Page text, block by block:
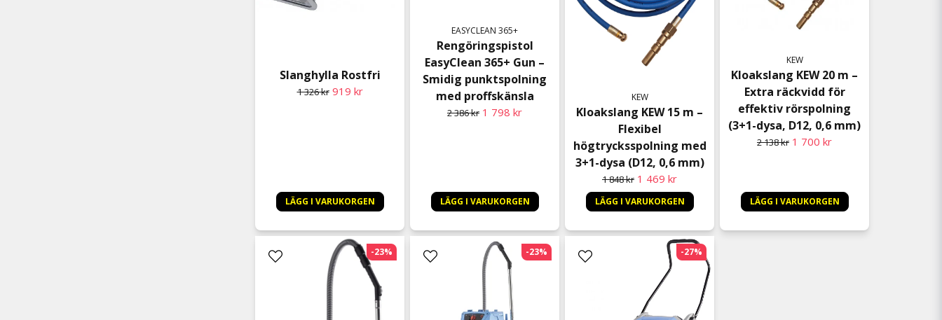
Slanghylla Rostfri
1 326 kr 919 kr
LÄGG I VARUKORGEN
EASYCLEAN 365+
Rengöringspistol
EasyClean 365+ Gun –
Smidig punktspolning
med proffskänsla
2 386 kr 1 798 kr
LÄGG I VARUKORGEN
KEW
Kloakslang KEW 15 m –
Flexibel
högtrycksspolning med
3+1-dysa (D12, 0,6 mm)
1 848 kr 1 469 kr
LÄGG I VARUKORGEN
KEW
Kloakslang KEW 20 m –
Extra räckvidd för
effektiv rörspolning
(3+1-dysa, D12, 0,6 mm)
2 138 kr 1 700 kr
LÄGG I VARUKORGEN
-23% -23% -27%